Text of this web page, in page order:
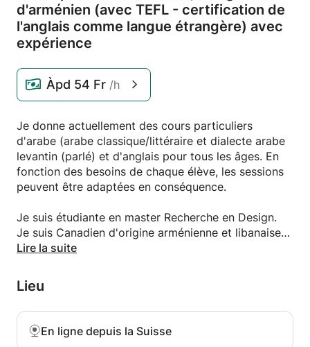
d'arménien (avec TEFL - certification de
l'anglais comme langue étrangère) avec
expérience
Àpd 54 Fr /h
Je donne actuellement des cours particuliers
d'arabe (arabe classique/littéraire et dialecte arabe
levantin (parlé) et d'anglais pour tous les âges. En
fonction des besoins de chaque élève, les sessions
peuvent être adaptées en conséquence.
Je suis étudiante en master Recherche en Design.
Je suis Canadien d'origine arménienne et libanaise
et vis à Lausanne.
français).
J'ai un certificat en TEFL avec 120 heures de
formation pour enseigner l'anglais comme langue
étrangère. J'étais également professeur d'anglais
Lire la suite
Lieu
En ligne depuis la Suisse